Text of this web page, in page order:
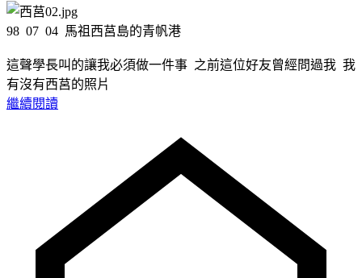
98 07 04 馬祖西莒島的青帆港
這聲學長叫的讓我必須做一件事 之前這位好友曾經問過我 我
有沒有西莒的照片
繼續閱讀